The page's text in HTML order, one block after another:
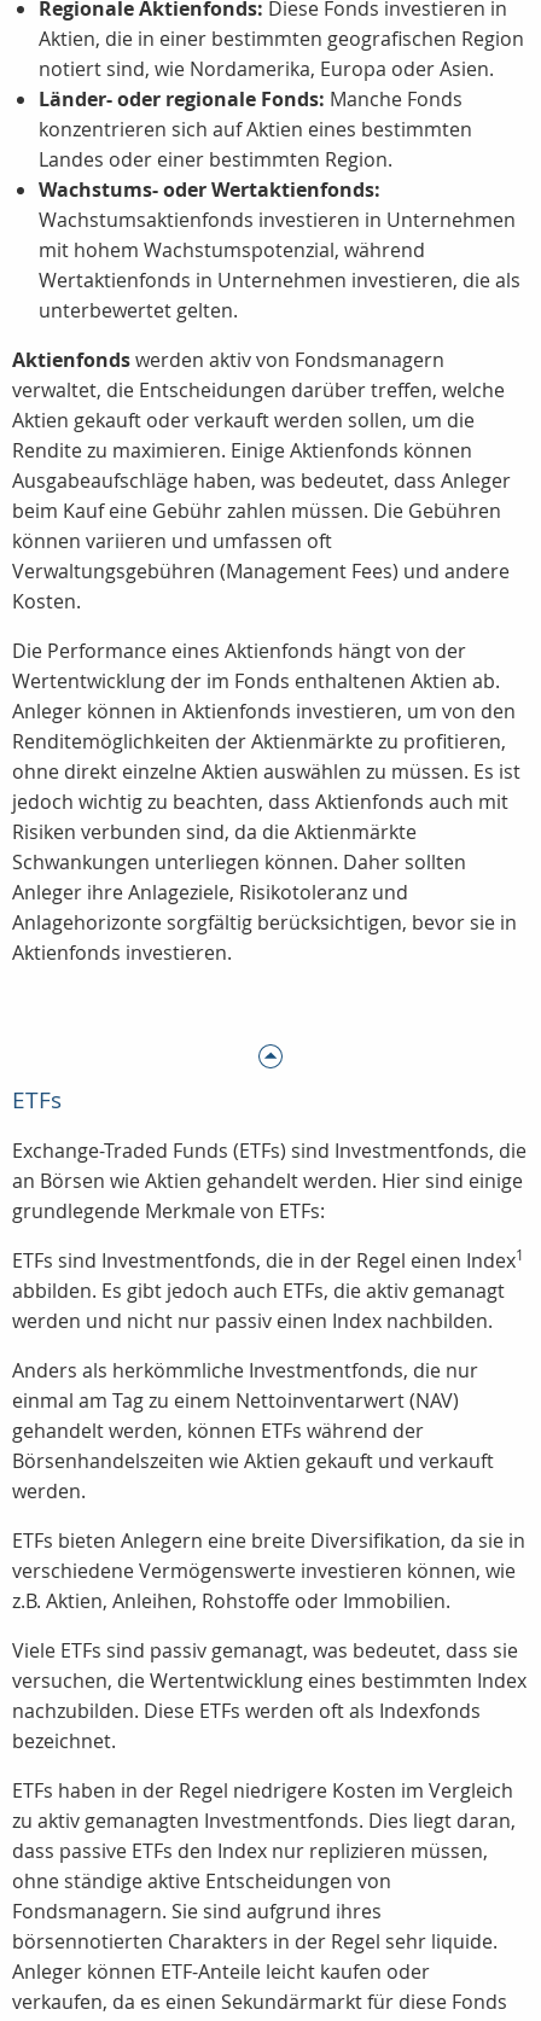
Regionale Aktienfonds: Diese Fonds investieren in
Aktien, die in einer bestimmten geografischen Region
notiert sind, wie Nordamerika, Europa oder Asien.
Länder- oder regionale Fonds: Manche Fonds
konzentrieren sich auf Aktien eines bestimmten
Landes oder einer bestimmten Region.
Wachstums- oder Wertaktienfonds:
Wachstumsaktienfonds investieren in Unternehmen
mit hohem Wachstumspotenzial, während
Wertaktienfonds in Unternehmen investieren, die als
unterbewertet gelten.
Aktienfondswerden aktiv von Fondsmanagern
verwaltet, die Entscheidungen darüber treffen, welche
Aktien gekauft oder verkauft werden sollen, um die
Rendite zu maximieren. Einige Aktienfonds können
Ausgabeaufschläge haben, was bedeutet, dass Anleger
beim Kauf eine Gebühr zahlen müssen. Die Gebühren
können variieren und umfassen oft
Verwaltungsgebühren (Management Fees) und andere
Kosten.
Die Performance eines Aktienfonds hängt von der
Wertentwicklung der im Fonds enthaltenen Aktien ab.
Anleger können in Aktienfonds investieren, um von den
Renditemöglichkeiten der Aktienmärkte zu profitieren,
ohne direkt einzelne Aktien auswählen zu müssen. Es ist
jedoch wichtig zu beachten, dass Aktienfonds auch mit
Risiken verbunden sind, da die Aktienmärkte
Schwankungen unterliegen können. Daher sollten
Anleger ihre Anlageziele, Risikotoleranz und
Anlagehorizonte sorgfältig berücksichtigen, bevor sie in
Aktienfonds investieren.
ETFs
Exchange-Traded Funds (ETFs) sind Investmentfonds, die
an Börsen wie Aktien gehandelt werden. Hier sind einige
grundlegende Merkmale von ETFs:
ETFs sind Investmentfonds, die in der Regel einen Index1
abbilden. Es gibt jedoch auch ETFs, die aktiv gemanagt
werden und nicht nur passiv einen Index nachbilden.
Anders als herkömmliche Investmentfonds, die nur
einmal am Tag zu einem Nettoinventarwert (NAV)
gehandelt werden, können ETFs während der
Börsenhandelszeiten wie Aktien gekauft und verkauft
werden.
ETFs bieten Anlegern eine breite Diversifikation, da sie in
verschiedene Vermögenswerte investieren können, wie
z.B. Aktien, Anleihen, Rohstoffe oder Immobilien.
Viele ETFs sind passiv gemanagt, was bedeutet, dass sie
versuchen, die Wertentwicklung eines bestimmten Index
nachzubilden. Diese ETFs werden oft als Indexfonds
bezeichnet.
ETFs haben in der Regel niedrigere Kosten im Vergleich
zu aktiv gemanagten Investmentfonds. Dies liegt daran,
dass passive ETFs den Index nur replizieren müssen,
ohne ständige aktive Entscheidungen von
Fondsmanagern. Sie sind aufgrund ihres
börsennotierten Charakters in der Regel sehr liquide.
Anleger können ETF-Anteile leicht kaufen oder
verkaufen, da es einen Sekundärmarkt für diese Fonds